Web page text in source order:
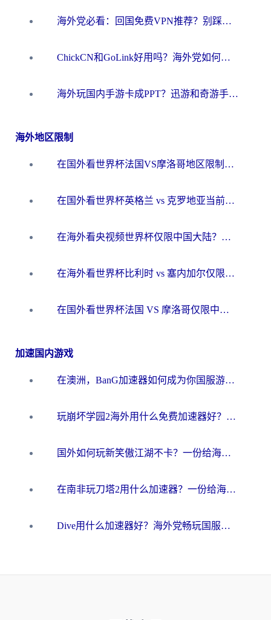
海外党必看：回国免费VPN推荐？别踩坑！教你选对加速器无缝刷国内资源
ChickCN和GoLink好用吗？海外党如何选对回国加速器
海外玩国内手游卡成PPT？迅游和奇游手游哪个好？一篇讲透回国加速器怎么选
海外地区限制
在国外看世界杯法国VS摩洛哥地区限制？这篇指南让你流畅看中文解说无压力
在国外看世界杯英格兰 vs 克罗地亚当前地区不可播放？这篇指南帮你搞定所有海外观赛难题
在海外看央视频世界杯仅限中国大陆？这篇指南帮你解锁中文解说+无卡顿直播
在海外看世界杯比利时 vs 塞内加尔仅限中国大陆？我找到了最流畅的中文解说之路
在国外看世界杯法国 VS 摩洛哥仅限中国大陆？海外党这样看中文解说赛事不卡顿
加速国内游戏
在澳洲，BanG加速器如何成为你国服游戏的“时光机”？
玩崩坏学园2海外用什么免费加速器好？2026海外党亲测国服游戏加速指南
国外如何玩新笑傲江湖不卡？一份给海外游子的终极网络指南
在南非玩刀塔2用什么加速器？一份给海外游子的终极生存指南
Dive用什么加速器好？海外党畅玩国服游戏的终极避坑指南